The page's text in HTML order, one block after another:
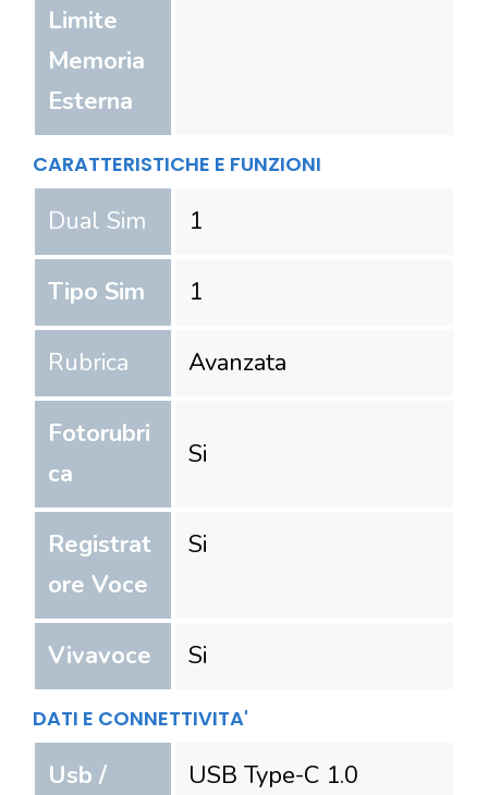
Limite
Memoria
Esterna
CARATTERISTICHE E FUNZIONI
Dual Sim 1
Tipo Sim 1
Rubrica Avanzata
Fotorubri
ca
Si
Registrat
ore Voce
Si
Vivavoce Si
DATI E CONNETTIVITA'
Usb /
USB Type-C 1.0